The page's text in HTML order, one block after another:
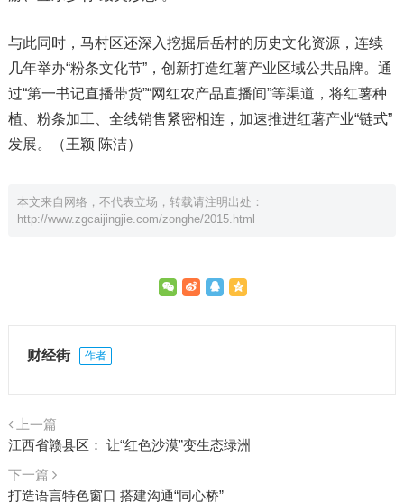
与此同时，马村区还深入挖掘后岳村的历史文化资源，连续
几年举办“粉条文化节”，创新打造红薯产业区域公共品牌。通
过“第一书记直播带货”“网红农产品直播间”等渠道，将红薯种
植、粉条加工、全线销售紧密相连，加速推进红薯产业“链式”
发展。（王颖 陈洁）
本文来自网络，不代表立场，转载请注明出处：
http://www.zgcaijingjie.com/zonghe/2015.html
财经街 作者
上一篇
江西省赣县区： 让“红色沙漠”变生态绿洲
下一篇
打造语言特色窗口 搭建沟通“同心桥”